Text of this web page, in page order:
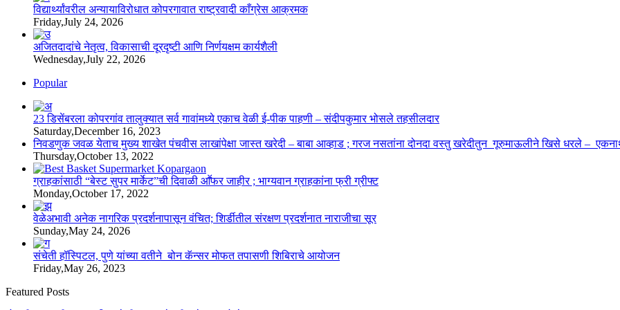
विद्यार्थ्यांवरील अन्यायाविरोधात कोपरगावात राष्ट्रवादी काँग्रेस आक्रमक
Friday,July 24, 2026
अजितदादांचे नेतृत्व, विकासाची दूरदृष्टी आणि निर्णयक्षम कार्यशैली
Wednesday,July 22, 2026
Popular
23 डिसेंबरला कोपरगांव तालुक्‍यात सर्व गावांमध्ये एकाच वेळी ई-पीक पाहणी – संदीपकुमार भोसले तहसीलदार
Saturday,December 16, 2023
निवडणुक जवळ येताच मुख्य शाखेत पंचवीस लाखांपेक्षा जास्त खरेदी – बाबा आव्हाड ; गरज नसतांना दोनदा वस्तु खरेदीतुन गूरुमाऊलीने खिसे धरले –
Thursday,October 13, 2022
ग्राहकांसाठी “बेस्ट सुपर मार्केट”ची दिवाळी आॕफर जाहीर ; भाग्यवान ग्राहकांना फ्री ग्रीफ्ट
Monday,October 17, 2022
वेळेअभावी अनेक नागरिक प्रदर्शनापासून वंचित; शिर्डीतील संरक्षण प्रदर्शनात नाराजीचा सूर
Sunday,May 24, 2026
संचेती हॉस्पिटल, पुणे यांच्या वतीने बोन कॅन्सर मोफत तपासणी शिबिराचे आयोजन
Friday,May 26, 2023
Featured Posts